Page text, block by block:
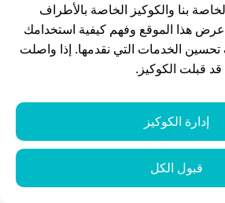
أسئلة شائعة عن التهاب
بنا والكوكيز الخاصة بالأطراف
عرض هذا الموقع وفهم كيفية استخدامك
الخدمات التي نقدمها. إذا واصلت
قد قبلت الكوكيز.
إدارة الكوكيز
قبول الكل